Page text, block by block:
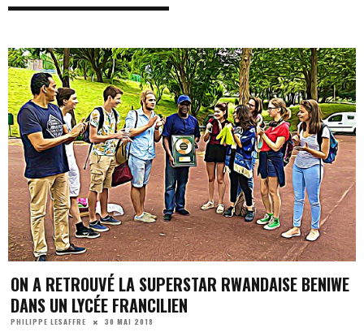
ON A RETROUVÉ LA SUPERSTAR RWANDAISE BENIWE
DANS UN LYCÉE FRANCILIEN
PHILIPPE LESAFFRE 30 MAI 2018